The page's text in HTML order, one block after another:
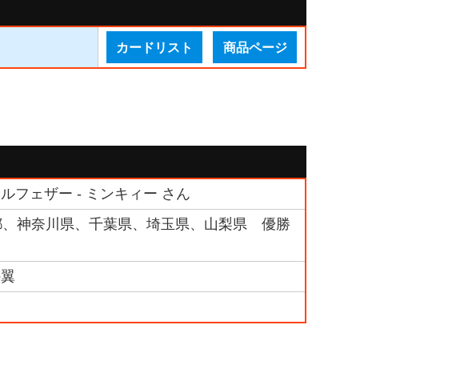
カードリスト 商品ページ
フェザー - ミンキィー さん
神奈川県、千葉県、埼玉県、山梨県 優勝